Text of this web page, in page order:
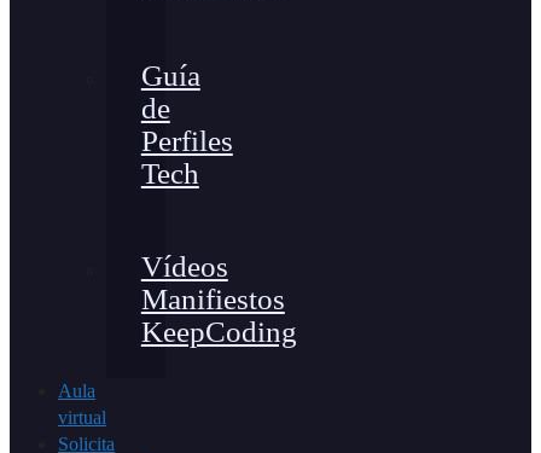
Guía
de
Perfiles
Tech
Vídeos
Manifiestos
KeepCoding
Aula
virtual
Solicita